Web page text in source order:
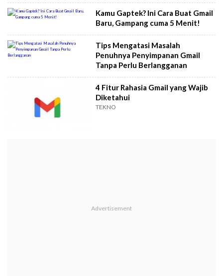
Kamu Gaptek? Ini Cara Buat Gmail
Baru, Gampang cuma 5 Menit!
Tips Mengatasi Masalah
Penuhnya Penyimpanan Gmail
Tanpa Perlu Berlangganan
4 Fitur Rahasia Gmail yang Wajib
Diketahui
TEKNO